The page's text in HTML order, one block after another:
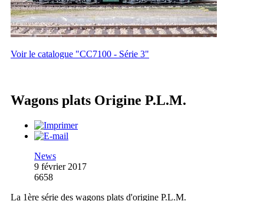
Voir le catalogue "CC7100 - Série 3"
Wagons plats Origine P.L.M.
News
9 février 2017
6658
La 1ère série des wagons plats d'origine P.L.M.